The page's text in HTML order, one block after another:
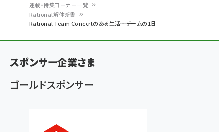
く
ず
連載・特集コーナー一覧
Rational解体新書
Rational Team Concertのある生活～チームの1日
スポンサー企業さま
ゴールドスポンサー